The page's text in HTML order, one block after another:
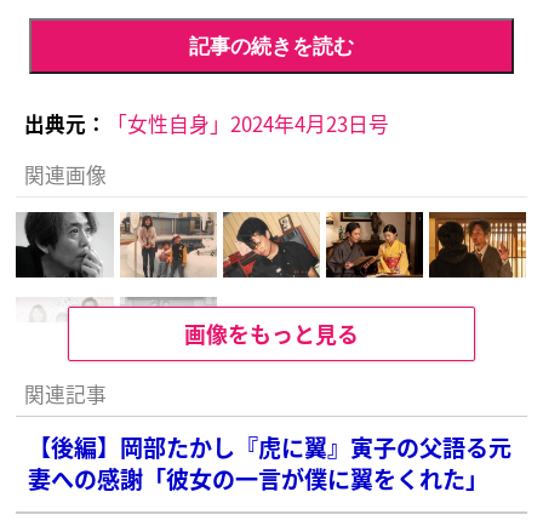
記事の続きを読む
出典元：
「女性自身」2024年4月23日号
関連画像
画像をもっと見る
関連記事
【後編】岡部たかし『虎に翼』寅子の父語る元
妻への感謝「彼女の一言が僕に翼をくれた」